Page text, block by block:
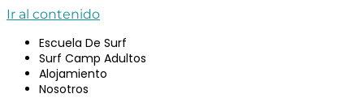
Ir al contenido
Escuela De Surf
Surf Camp Adultos
Alojamiento
Nosotros